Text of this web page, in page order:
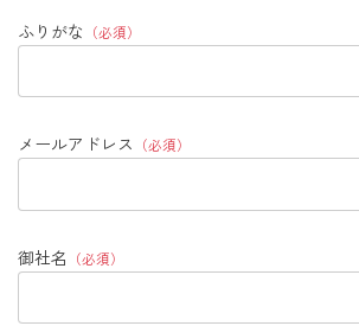
ふりがな （必須）
メールアドレス （必須）
御社名 （必須）